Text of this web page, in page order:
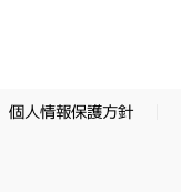
個人情報保護方針